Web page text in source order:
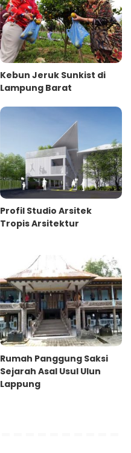
Kebun Jeruk Sunkist di
Lampung Barat
Profil Studio Arsitek
Tropis Arsitektur
Rumah Panggung Saksi
Sejarah Asal Usul Ulun
Lappung